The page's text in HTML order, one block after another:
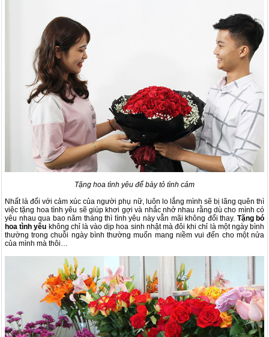
Tặng hoa tình yêu để bày tỏ tình cảm
Nhất là đối với cảm xúc của người phụ nữ, luôn lo lắng mình sẽ bị lãng quên thì
việc tặng hoa tình yêu sẽ giúp khơi gợi và nhắc nhở nhau rằng dù cho mình có
yêu nhau qua bao năm tháng thì tình yêu này vẫn mãi không đổi thay. Tặng bó
hoa tình yêu không chỉ là vào dịp hoa sinh nhật mà đôi khi chỉ là một ngày bình
thường trong chuỗi ngày bình thường muốn mang niềm vui đến cho một nửa
của mình mà thôi…